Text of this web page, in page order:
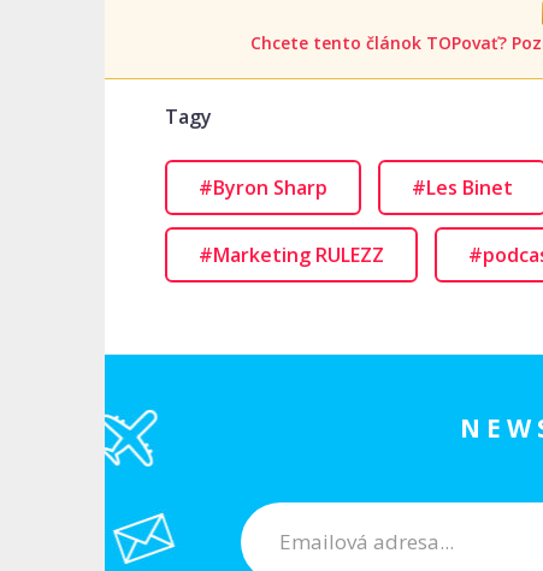
Chcete tento článok TOPovať?
Tagy
#Byron Sharp #Les Binet
#Marketing RULEZZ